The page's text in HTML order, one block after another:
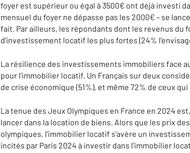
foyer est supérieur ou égal à 3500€ ont déjà investi
mensuel du foyer ne dépasse pas les 2000€ – se
fait. Par ailleurs, les répondants dont les revenus
d’investissement locatif les plus fortes (24%
La résilience des investissements immobiliers face
pour l’immobilier locatif. Un Français sur deux
de crise économique (51%), et même 72% de ceux
La tenue des Jeux Olympiques en France en 2024
lancer dans la location de biens. Alors que les prix
olympiques, l’immobilier locatif s’avère un
incités par Paris 2024 à investir dans l’immobilier